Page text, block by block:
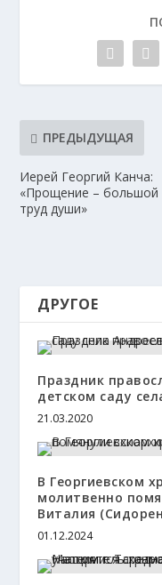
ПРЕДЫДУЩАЯ
Иерей Георгий Канча:
«Прощение – большой
труд души»
ДРУГОЕ
Праздник
детском саду
21.03.2020
В Георгиевском
молитвенно
Виталия
01.12.2024